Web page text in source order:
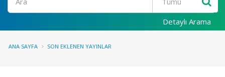
Detaylı Arama
ANA SAYFA SON EKLENEN YAYINLAR